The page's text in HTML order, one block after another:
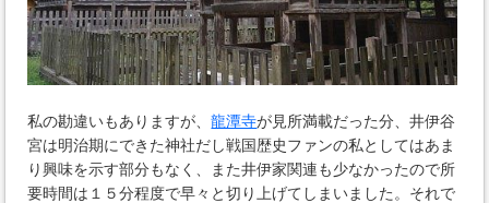
私の勘違いもありますが、龍潭寺が見所満載だった分、井伊谷
宮は明治期にできた神社だし戦国歴史ファンの私としてはあま
り興味を示す部分もなく、また井伊家関連も少なかったので所
要時間は１５分程度で早々と切り上げてしまいました。それで